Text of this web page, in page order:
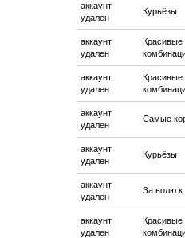
аккаунт
удален
Курьёзы
аккаунт
удален
Красивые
аккаунт
удален
Красивые
аккаунт
удален
Самые
аккаунт
удален
Курьёзы
аккаунт
удален
За волю к
аккаунт
удален
Красивые